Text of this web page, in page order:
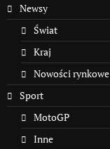
Newsy
Świat
Kraj
Nowości rynkowe
Sport
MotoGP
Inne